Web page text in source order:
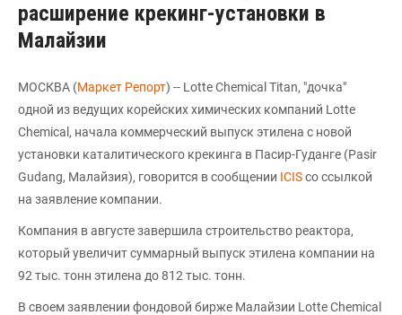
расширение крекинг-установки в
Малайзии
МОСКВА (Маркет Репорт) -- Lotte Chemical Titan, "дочка"
одной из ведущих корейских химических компаний Lotte
Chemical, начала коммерческий выпуск этилена с новой
установки каталитического крекинга в Пасир-Гуданге (Pasir
Gudang, Малайзия), говорится в сообщении ICISсо ссылкой
на заявление компании.
Компания в августе завершила строительство реактора,
который увеличит суммарный выпуск этилена компании на
92 тыс. тонн этилена до 812 тыс. тонн.
В своем заявлении фондовой бирже Малайзии Lotte Chemical